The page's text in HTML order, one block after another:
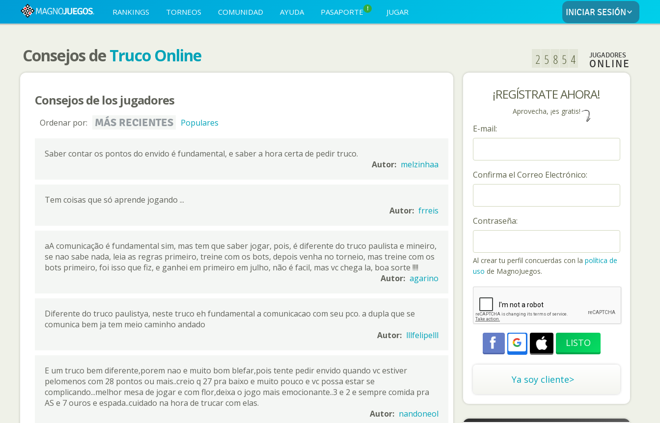
RANKINGS TORNEOS COMUNIDAD AYUDA PASAPORTE ! JUGAR INICIAR SESIÓN
Consejos deTruco Online
Consejos de los jugadores
Ordenar por: MÁS RECIENTES Populares
Saber contar os pontos do envido é fundamental, e saber a hora certa de pedir truco.
Autor: melzinhaa
Tem coisas que só aprende jogando ...
Autor: frreis
aA comunicação é fundamental sim, mas tem que saber jogar, pois, é diferente do truco paulista e mineiro,
se nao sabe nada, leia as regras primeiro, treine com os bots, depois venha no torneio, mas treine com os
bots primeiro, foi isso que fiz, e ganhei em primeiro em julho, não é facil, mas vc chega la, boa sorte !!!!
Autor: agarino
Diferente do truco paulistya, neste truco eh fundamental a comunicacao com seu pco. a dupla que se
comunica bem ja tem meio caminho andado
Autor: lllfelipelll
E um truco bem diferente,porem nao e muito bom blefar,pois tente pedir envido quando vc estiver
pelomenos com 28 pontos ou mais..creio q 27 pra baixo e muito pouco e vc possa estar se
complicando...melhor mesa de jogar e com flor,deixa o jogo mais emocionante..3 e 2 e sempre comida pra
AS e 7 ouros e espada..cuidado na hora de trucar com elas.
Autor: nandoneol
JUGADORES
ONLINE
¡REGÍSTRATE AHORA!
Aprovecha, ¡es gratis!
E-mail:
Confirma el Correo Electrónico:
Contraseña:
Al crear tu perfil concuerdas con la política de
uso de MagnoJuegos.
Ya soy cliente>